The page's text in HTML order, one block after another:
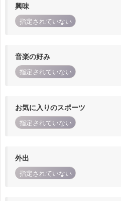
興味
指定されていない
音楽の好み
指定されていない
お気に入りのスポーツ
指定されていない
外出
指定されていない